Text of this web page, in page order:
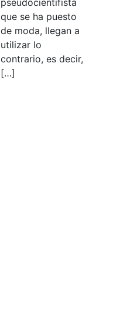
pseudocientifista
que se ha puesto
de moda, llegan a
utilizar lo
contrario, es decir,
[…]